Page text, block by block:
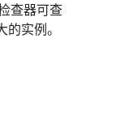
查器可查
实例。